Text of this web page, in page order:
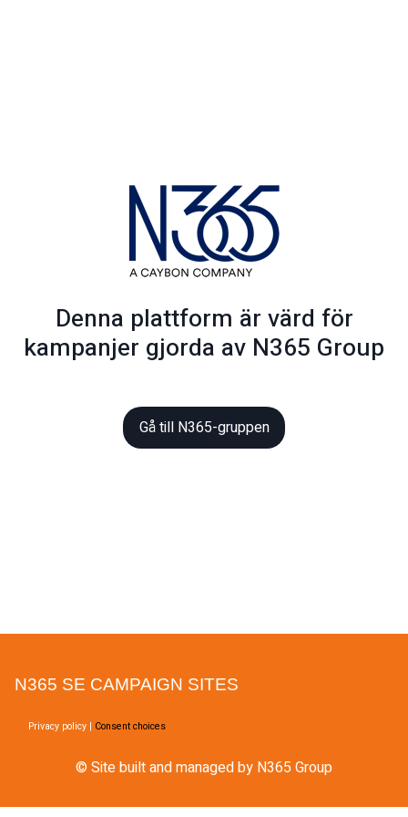
Denna plattform är värd för
kampanjer gjorda av N365 Group
Gå till N365-gruppen
N365 SE CAMPAIGN SITES
Privacy policy | Consent choices
© Site built and managed by N365 Group